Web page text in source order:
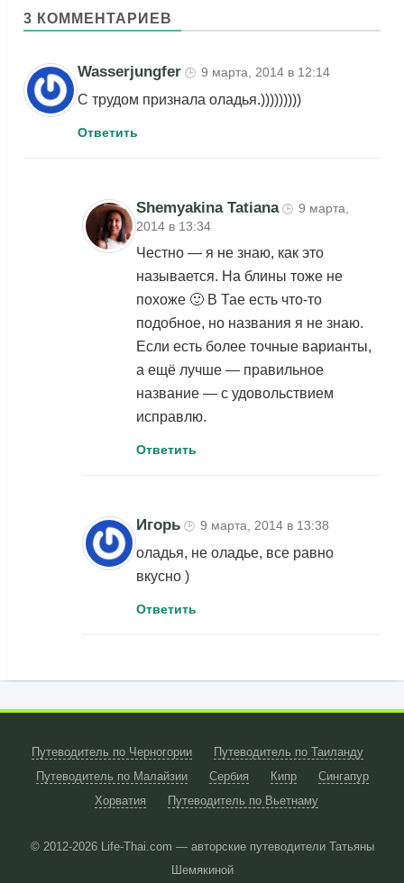
3 КОММЕНТАРИЕВ
Wasserjungfer 🕒 9 марта, 2014 в 12:14
С трудом признала оладья.)))))))))
Ответить
Shemyakina Tatiana 🕒 9 марта,
2014 в 13:34
Честно — я не знаю, как это
называется. На блины тоже не
похоже 🙂 В Тае есть что-то
подобное, но названия я не знаю.
Если есть более точные варианты,
а ещё лучше — правильное
название — с удовольствием
исправлю.
Ответить
Игорь 🕒 9 марта, 2014 в 13:38
оладья, не оладье, все равно
вкусно )
Ответить
Путеводитель по Черногории
Путеводитель по Таиланду
Путеводитель по Малайзии
Сербия Кипр
Сингапур
Хорватия
Путеводитель по Вьетнаму
© 2012-2026 Life-Thai.com — авторские путеводители Татьяны
Шемякиной